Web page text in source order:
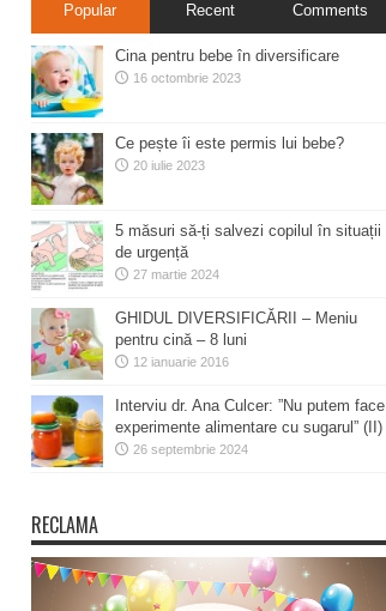
Popular Recent Comments
Cina pentru bebe în diversificare
16 octombrie 2023
Ce pește îi este permis lui bebe?
20 iulie 2023
5 măsuri să-ți salvezi copilul în situații
de urgență
27 martie 2024
GHIDUL DIVERSIFICĂRII – Meniu
pentru cină – 8 luni
12 ianuarie 2016
Interviu dr. Ana Culcer: ”Nu putem face
experimente alimentare cu sugarul” (II)
26 septembrie 2024
RECLAMA